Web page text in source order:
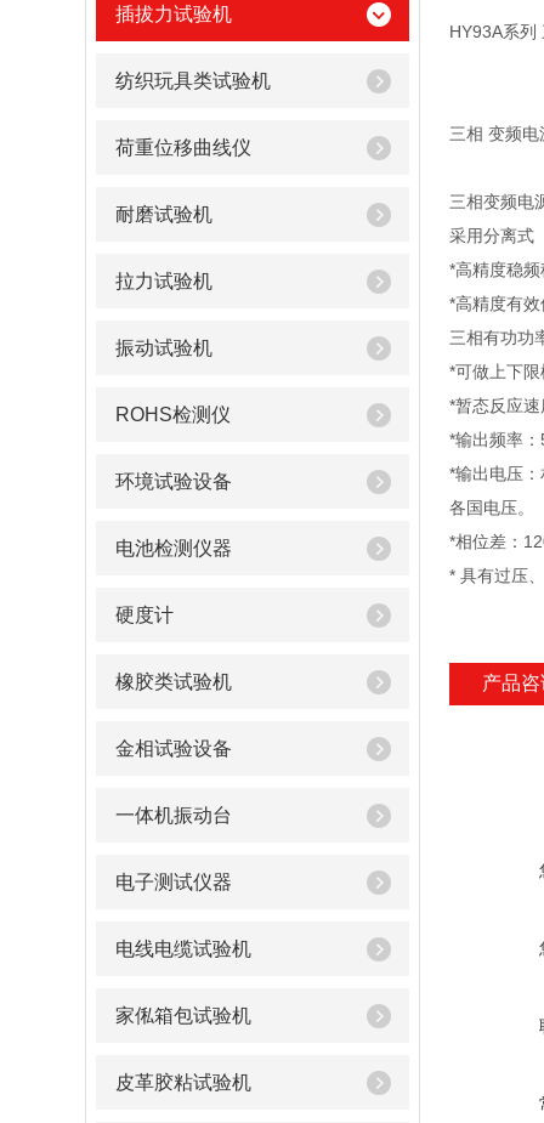
插拔力试验机
纺织玩具类试验机
荷重位移曲线仪
耐磨试验机
拉力试验机
振动试验机
ROHS检测仪
环境试验设备
电池检测仪器
硬度计
橡胶类试验机
金相试验设备
一体机振动台
电子测试仪器
电线电缆试验机
家俬箱包试验机
皮革胶粘试验机
HY93A系列
三相 变频电
三相变频电
采用分离式
*高精度稳
*高精度有
三相有功功
*可做上下
*暂态反应
*输出频率
*输出电压
各国电压。
*相位差：
* 具有过压
产品